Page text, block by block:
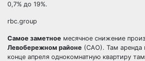
0,7% до 19%.
rbc.group
Самое заметное месячное снижение
Левобережном районе (САО). Там аренда
конце апреля однокомнатную квартиру